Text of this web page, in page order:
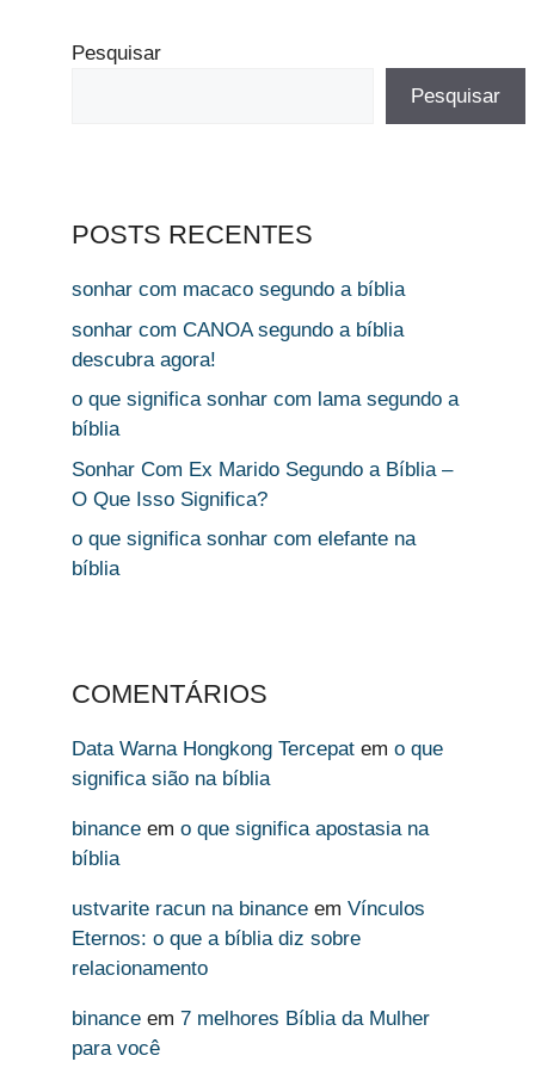
Pesquisar
Pesquisar
POSTS RECENTES
sonhar com macaco segundo a bíblia
sonhar com CANOA segundo a bíblia
descubra agora!
o que significa sonhar com lama segundo a
bíblia
Sonhar Com Ex Marido Segundo a Bíblia –
O Que Isso Significa?
o que significa sonhar com elefante na
bíblia
COMENTÁRIOS
Data Warna Hongkong Tercepat em o que
significa sião na bíblia
binance em o que significa apostasia na
bíblia
ustvarite racun na binance em Vínculos
Eternos: o que a bíblia diz sobre
relacionamento
binance em 7 melhores Bíblia da Mulher
para você